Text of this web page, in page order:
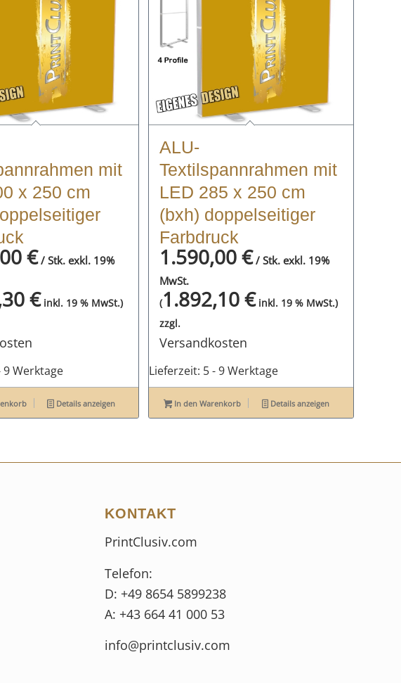
mit
x 250 cm
€/ Stk. exkl. 19%
€inkl. 19 % MwSt.)
9 Werktage
Details anzeigen
ALU-
Textilspannrahmen mit
LED 285 x 250 cm
(bxh) doppelseitiger
Farbdruck
1.590,00€/ Stk. exkl. 19%
MwSt.
(1.892,10€inkl. 19 % MwSt.)
zzgl.
Versandkosten
Lieferzeit: 5 - 9 Werktage
In den Warenkorb Details anzeigen
KONTAKT
PrintClusiv.com
Telefon:
D: +49 8654 5899238
A: +43 664 41 000 53
info@printclusiv.com